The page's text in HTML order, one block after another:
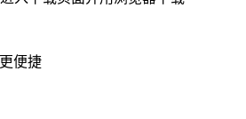
便捷